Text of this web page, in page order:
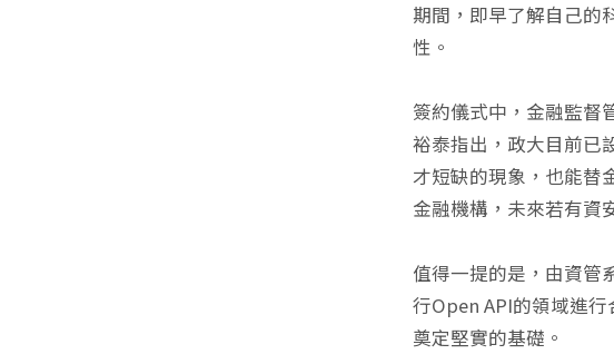
期間，即早了解自己的
性。
簽約儀式中，金融監督
裕泰指出，政大目前已
才短缺的現象，也能替
金融機構，未來若有資
值得一提的是，由資管
行Open API的領域進
奠定堅實的基礎。